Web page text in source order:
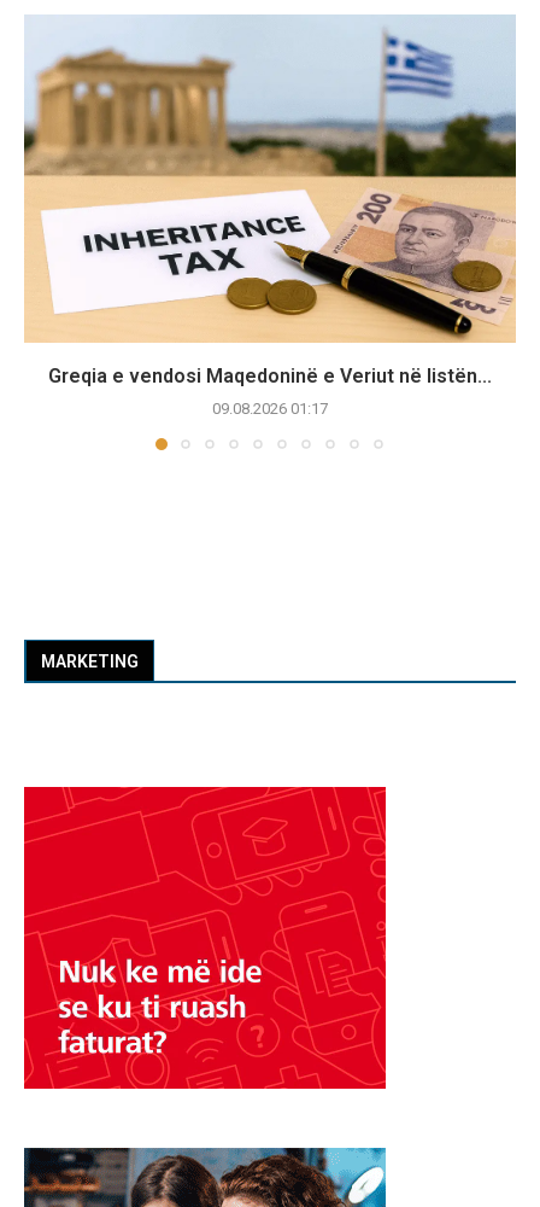
Greqia e vendosi Maqedoninë e Veriut në listën...
09.08.2026 01:17
MARKETING